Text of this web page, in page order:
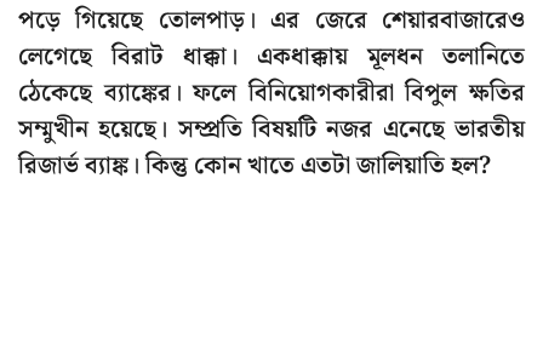
পড়ে গিয়েছে তোলপাড়। এর জেরে শেয়ারবাজারেও
লেগেছে বিরাট ধাক্কা। একধাক্কায় মূলধন তলানিতে
ঠেকেছে ব্যাঙ্কের। ফলে বিনিয়োগকারীরা বিপুল ক্ষতির
সম্মুখীন হয়েছে। সম্প্রতি বিষয়টি নজর এনেছে ভারতীয়
রিজার্ভ ব্যাঙ্ক। কিন্তু কোন খাতে এতটা জালিয়াতি হল?